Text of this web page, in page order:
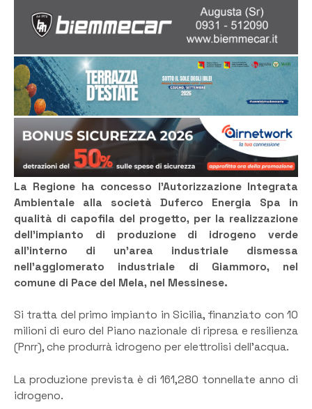
La Regione ha concesso l’Autorizzazione Integrata
Ambientale alla società Duferco Energia Spa in
qualità di capofila del progetto, per la realizzazione
dell’impianto di produzione di idrogeno verde
all’interno di un’area industriale dismessa
nell’agglomerato industriale di Giammoro, nel
comune di Pace del Mela, nel Messinese.
Si tratta del primo impianto in Sicilia, finanziato con 10
milioni di euro del Piano nazionale di ripresa e resilienza
(Pnrr), che produrrà idrogeno per elettrolisi dell’acqua.
La produzione prevista è di 161,280 tonnellate anno di
idrogeno.